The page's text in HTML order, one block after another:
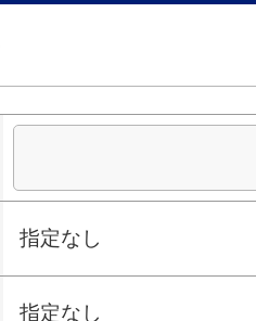
指定なし
指定なし